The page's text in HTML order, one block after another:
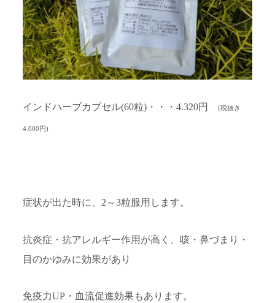
インドハーブカプセル(60粒)・・・4.320円 (税抜き
4.000円)
症状が出た時に、2～3粒服用します。
抗炎症・抗アレルギー作用が高く、咳・鼻づまり・
目のかゆみに効果があり
免疫力UP・血流促進効果もあります。